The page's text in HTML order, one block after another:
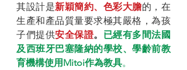
其設計是新穎簡約、色彩大膽的，在
生產和產品質量要求極其嚴格，為孩
子們提供安全保證。 已經有多間法國
及西班牙巴塞隆納的學校、學齡前教
育機構使用Mitoi作為教具。